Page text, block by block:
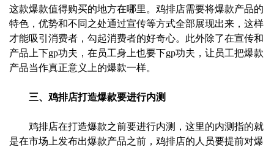
这款爆款值得购买的地方在哪里。鸡排店需要将爆款产品的
特色，优势和不同之处通过宣传等方式全部展现出来，这样
才能吸引消费者，勾起消费者的好奇心。此外除了在宣传和
产品上下gp功夫，在员工身上也要下gp功夫，让员工把爆款
产品当作真正意义上的爆款一样。
三、鸡排店打造爆款要进行内测
鸡排店在打造爆款之前要进行内测，这里的内测指的就
是在市场上发布出爆款产品之前，鸡排店的人员要提前对爆